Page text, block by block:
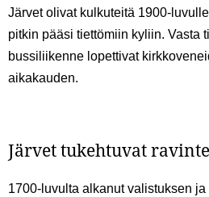
Järvet olivat kulkuteitä 1900-
pitkin pääsi tiettömiin kyliin. Vasta
bussiliikenne lopettivat
aikakauden.
Järvet tukehtuvat
1700-luvulta alkanut valistuksen